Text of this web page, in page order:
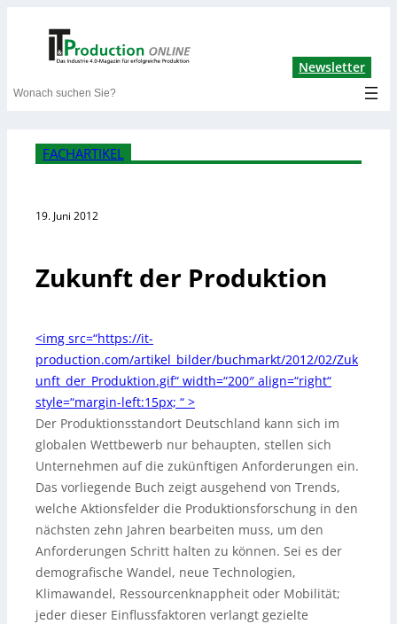
Newsletter
Search
FACHARTIKEL
19. Juni 2012
Zukunft der Produktion
<img src=“https://it-
production.com/artikel_bilder/buchmarkt/2012/02/Zuk
unft_der_Produktion.gif“ width=“200″ align=“right“
style=“margin-left:15px; “ >
Der Produktionsstandort Deutschland kann sich im
globalen Wettbewerb nur behaupten, stellen sich
Unternehmen auf die zukünftigen Anforderungen ein.
Das vorliegende Buch zeigt ausgehend von Trends,
welche Aktionsfelder die Produktionsforschung in den
nächsten zehn Jahren bearbeiten muss, um den
Anforderungen Schritt halten zu können. Sei es der
demografische Wandel, neue Technologien,
Klimawandel, Ressourcenknappheit oder Mobilität;
jeder dieser Einflussfaktoren verlangt gezielte